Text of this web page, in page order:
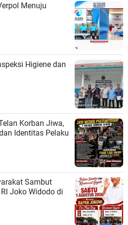
Menuju
Higiene dan
Korban Jiwa,
Identitas Pelaku
Sambut
Joko Widodo di